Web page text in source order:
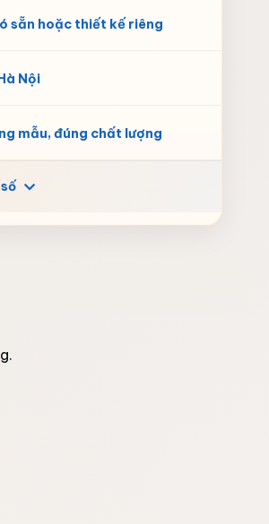
sẵn hoặc thiết kế riêng
Nội
mẫu, đúng chất lượng